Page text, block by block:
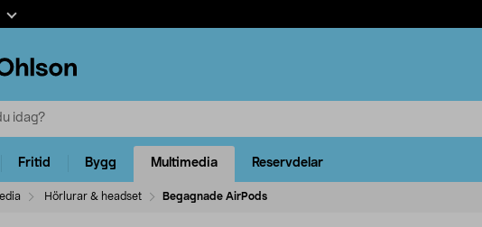
Fritid Bygg Multimedia Reservdelar
Hörlurar & headset Begagnade AirPods